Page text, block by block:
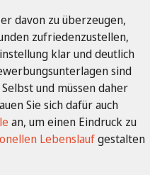
davon zu überzeugen,
zufriedenzustellen,
klar und deutlich
sind
und müssen daher
Sie sich dafür auch
an, um einen Eindruck zu
Lebenslaufgestalten